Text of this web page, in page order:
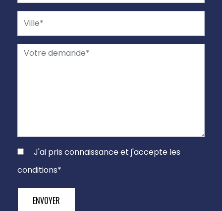
J'ai pris connaissance et j'accepte les
conditions*
ENVOYER